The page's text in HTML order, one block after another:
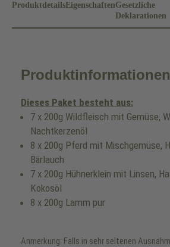
ProduktdetailsEigenschaftenGesetzliche
Deklarationen
Produktinformationen
Dieses Paket besteht aus:
7 x 200g Wildfleisch mit Gemüse,
Nachtkerzenöl
8 x 200g Pferd mit Mischgemüse,
Bärlauch
7 x 200g Hühnerklein mit Linsen,
Kokosöl
8 x 200g Lamm pur
Anmerkung: Falls in sehr seltenen